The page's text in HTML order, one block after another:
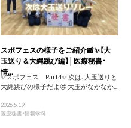
スポフェスの様子をご紹介📸✨【大
玉送り＆大縄跳び編】│医療秘書・
情...
✨スポフェス Part4✨ 次は、大玉送りと
大縄跳びの様子だよ🤩 大玉がなかなか...
2026.5.19
医療秘書・情報学科